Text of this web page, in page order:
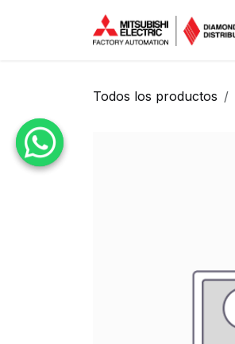
Todos los productos